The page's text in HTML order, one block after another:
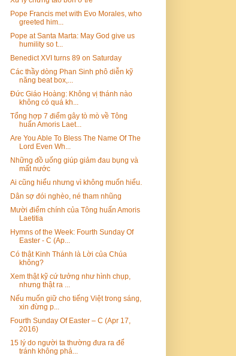
Pope Francis met with Evo Morales, who
greeted him...
Pope at Santa Marta: May God give us
humility so t...
Benedict XVI turns 89 on Saturday
Các thầy dòng Phan Sinh phô diễn kỹ
năng beat box,...
Đức Giáo Hoàng: Không vị thánh nào
không có quá kh...
Tổng hợp 7 điểm gây tò mò về Tông
huấn Amoris Laet...
Are You Able To Bless The Name Of The
Lord Even Wh...
Những đồ uống giúp giảm đau bụng và
mất nước
Ai cũng hiểu nhưng vì không muốn hiểu.
Dân sợ đói nghèo, né tham nhũng
Mười điểm chính của Tông huấn Amoris
Laetitia
Hymns of the Week: Fourth Sunday Of
Easter - C (Ap...
Có thật Kinh Thánh là Lời của Chúa
không?
Xem thật kỹ cứ tưởng như hình chụp,
nhưng thật ra ...
Nếu muốn giữ cho tiếng Việt trong sáng,
xin đừng p...
Fourth Sunday Of Easter – C (Apr 17,
2016)
15 lý do người ta thường đưa ra để
tránh không phả...